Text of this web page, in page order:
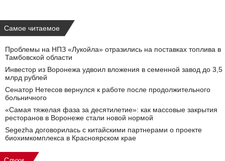
Самое читаемое
Проблемы на НПЗ «Лукойла» отразились на поставках топлива в
Тамбовской области
Инвестор из Воронежа удвоил вложения в семенной завод до 3,5
млрд рублей
Сенатор Нетесов вернулся к работе после продолжительного
больничного
«Самая тяжелая фаза за десятилетие»: как массовые закрытия
ресторанов в Воронеже стали новой нормой
Segezha договорилась с китайскими партнерами о проекте
биохимкомплекса в Красноярском крае